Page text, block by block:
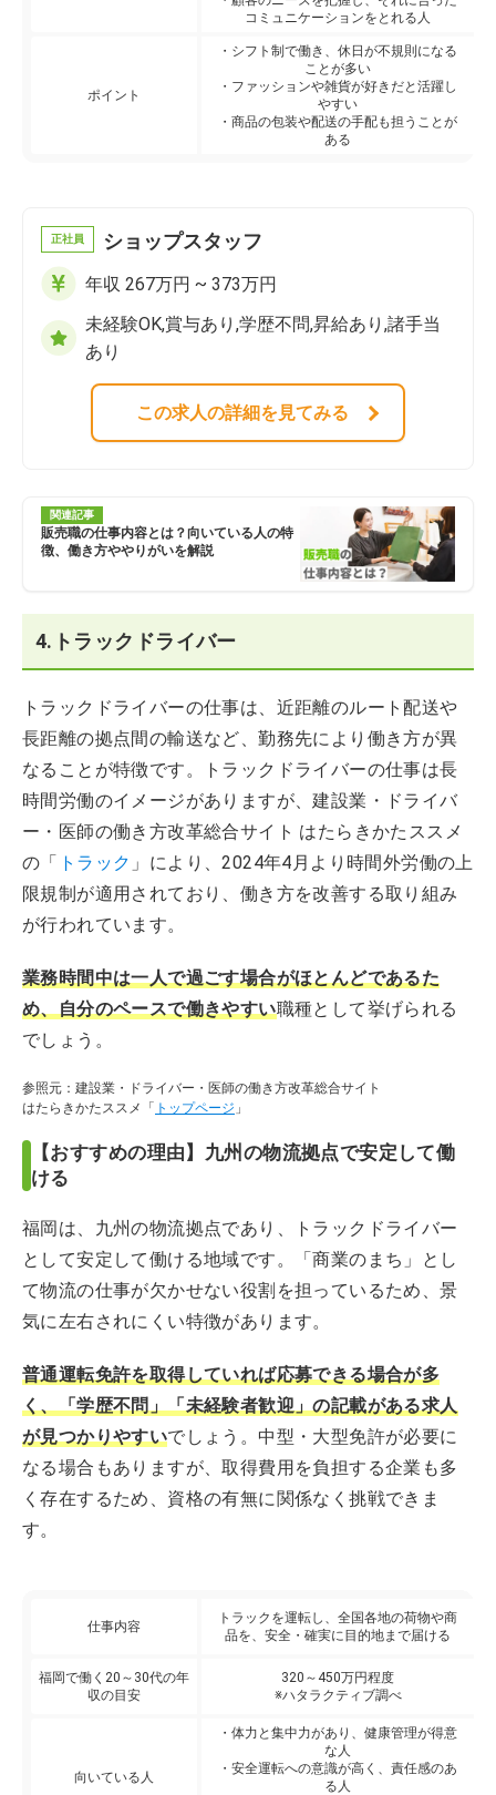
コミュニケーションをとれる人
ポイント
・シフト制で働き、休日が不規則になる
ことが多い
・ファッションや雑貨が好きだと活躍し
やすい
・商品の包装や配送の手配も担うことが
ある
正社員 ショップスタッフ
年収 267万円 ~ 373万円
未経験OK,賞与あり,学歴不問,昇給あり,諸手当
あり
この求人の詳細を見てみる
関連記事
販売職の仕事内容とは？向いている人の特
徴、働き方ややりがいを解説
4.トラックドライバー
トラックドライバーの仕事は、近距離のルート配送や
長距離の拠点間の輸送など、勤務先により働き方が異
なることが特徴です。トラックドライバーの仕事は長
時間労働のイメージがありますが、建設業・ドライバ
ー・医師の働き方改革総合サイト はたらきかたススメ
の「 トラック 」により、2024年4月より時間外労働の上
限規制が適用されており、働き方を改善する取り組み
が行われています。
業務時間中は一人で過ごす場合がほとんどであるた
め、自分のペースで働きやすい職種として挙げられる
でしょう。
参照元：建設業・ドライバー・医師の働き方改革総合サイト
はたらきかたススメ「 トップページ 」
【おすすめの理由】九州の物流拠点で安定して働
ける
福岡は、九州の物流拠点であり、トラックドライバー
として安定して働ける地域です。「商業のまち」とし
て物流の仕事が欠かせない役割を担っているため、景
気に左右されにくい特徴があります。
普通運転免許を取得していれば応募できる場合が多
く、「学歴不問」「未経験者歓迎」の記載がある求人
が見つかりやすいでしょう。中型・大型免許が必要に
なる場合もありますが、取得費用を負担する企業も多
く存在するため、資格の有無に関係なく挑戦できま
す。
仕事内容
トラックを運転し、全国各地の荷物や商
品を、安全・確実に目的地まで届ける
福岡で働く20～30代の年
収の目安
320～450万円程度
※ハタラクティブ調べ
向いている人
・体力と集中力があり、健康管理が得意
な人
・安全運転への意識が高く、責任感のあ
る人